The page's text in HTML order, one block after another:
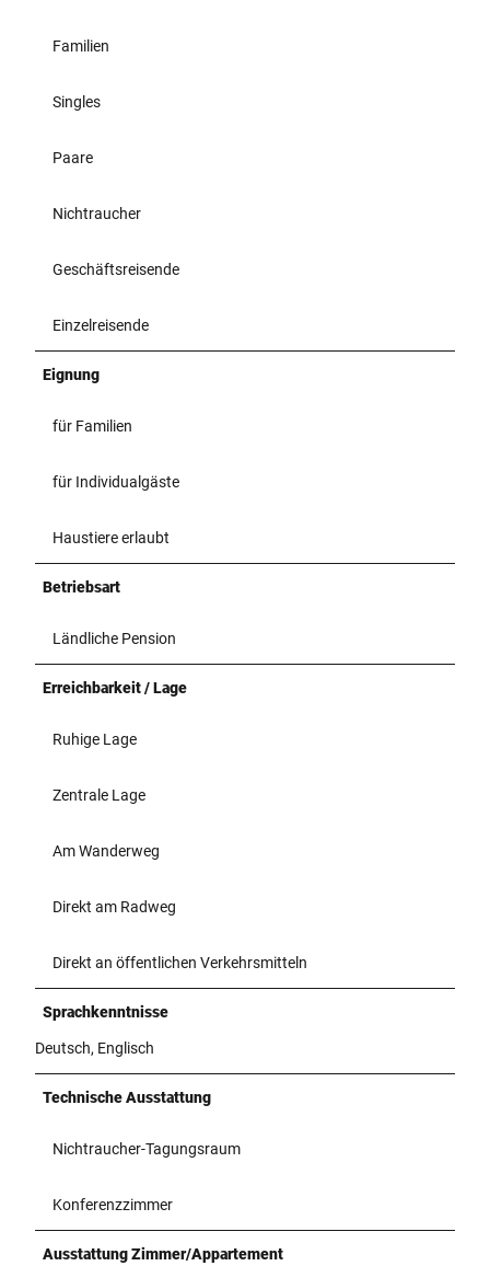
Familien
Singles
Paare
Nichtraucher
Geschäftsreisende
Einzelreisende
Eignung
für Familien
für Individualgäste
Haustiere erlaubt
Betriebsart
Ländliche Pension
Erreichbarkeit / Lage
Ruhige Lage
Zentrale Lage
Am Wanderweg
Direkt am Radweg
Direkt an öffentlichen Verkehrsmitteln
Sprachkenntnisse
Deutsch, Englisch
Technische Ausstattung
Nichtraucher-Tagungsraum
Konferenzzimmer
Ausstattung Zimmer/Appartement